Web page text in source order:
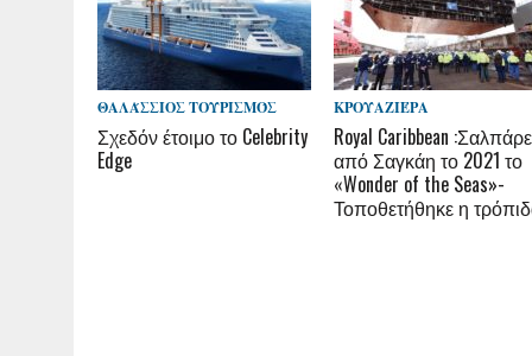
ΘΑΛΆΣΣΙΟΣ ΤΟΥΡΙΣΜΌΣ
Σχεδόν έτοιμο το Celebrity
Edge
ΚΡΟΥΑΖΙΈΡΑ
Royal Caribbean
από Σαγκάη το 2021 το
«Wonder of the Seas»-
Τοποθετήθηκε η